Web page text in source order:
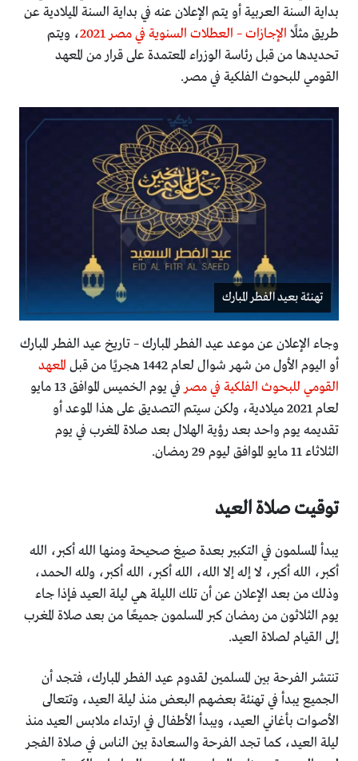
بداية السنة العربية أو يتم الإعلان عنه في بداية السنة الميلادية عن
طريق مثلًا الإجازات – العطلات السنوية في مصر 2021
، ويتم
تحديدها من قبل رئاسة الوزراء المعتمدة على قرار من المعهد
القومي للبحوث الفلكية في مصر.
تهنئة بعيد الفطر المبارك
وجاء الإعلان عن موعد عيد الفطر المبارك – تاريخ عيد الفطر المبارك
أو اليوم الأول من شهر شوال لعام 1442 هجريًا من قبل
المعهد
القومي للبحوث الفلكية في مصر
في يوم الخميس الموافق 13 مايو
لعام 2021 ميلادية، ولكن سيتم التصديق على هذا الموعد أو
تقديمه يوم واحد بعد رؤية الهلال بعد صلاة المغرب في يوم
الثلاثاء 11 مايو الموافق ليوم 29 رمضان.
توقيت صلاة العيد
يبدأ المسلمون في التكبير بعدة صيغ صحيحة ومنها الله أكبر، الله
أكبر، الله أكبر، لا إله إلا الله، الله أكبر، الله أكبر، ولله الحمد،
وذلك من بعد الإعلان عن أن تلك الليلة هي ليلة العيد فإذا جاء
يوم الثلاثون من رمضان كبر المسلمون جميعًا من بعد صلاة المغرب
إلى القيام لصلاة العيد.
تنتشر الفرحة بين المسلمين لقدوم عيد الفطر المبارك، فتجد أن
الجميع يبدأ في تهنئة بعضهم البعض منذ ليلة العيد، وتتعالى
الأصوات بأغاني العيد، ويبدأ الأطفال في ارتداء ملابس العيد منذ
ليلة العيد، كما تجد الفرحة والسعادة بين الناس في صلاة الفجر